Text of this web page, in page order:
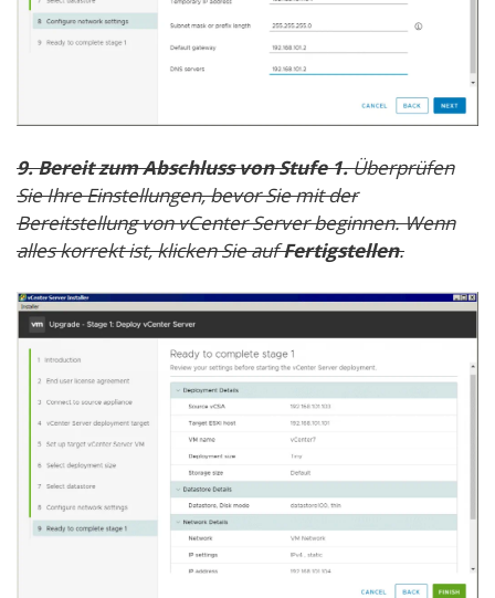
9. Bereit zum Abschluss von Stufe 1.Überprüfen
Sie Ihre Einstellungen, bevor Sie mit der
Bereitstellung von vCenter Server beginnen. Wenn
alles korrekt ist, klicken Sie aufFertigstellen.